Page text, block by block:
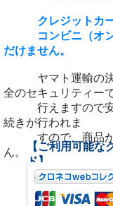
クレジットカー
コンビニ（オン
だけません。
ヤマト運輸の
全のセキュリティー
行えますので安心
続きが行われま
すので、商品が届
ん。
配送はクロネ
【ご利用可能な
ド】